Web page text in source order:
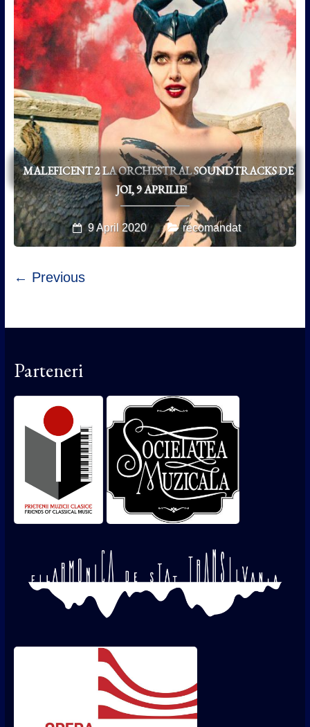
MALEFICENT 2 LA ORCHESTRAL SOUNDTRACKS DE
JOI, 9 APRILIE!
9 April 2020 recomandat
← Previous
Parteneri